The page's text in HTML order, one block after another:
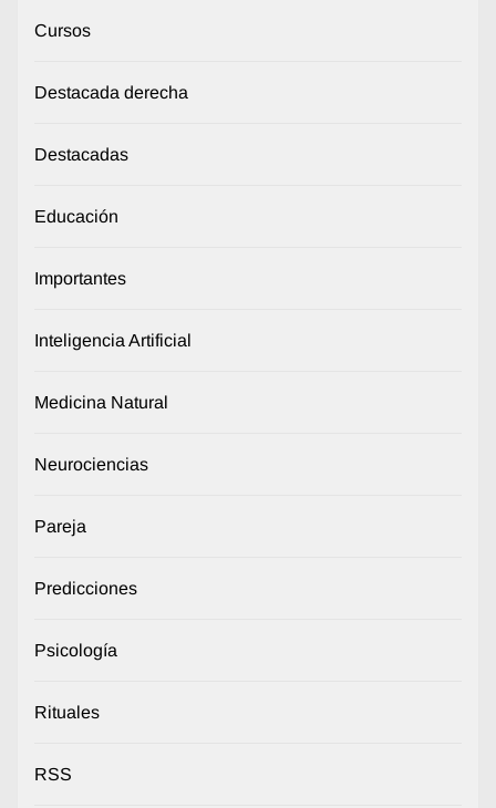
Cursos
Destacada derecha
Destacadas
Educación
Importantes
Inteligencia Artificial
Medicina Natural
Neurociencias
Pareja
Predicciones
Psicología
Rituales
RSS